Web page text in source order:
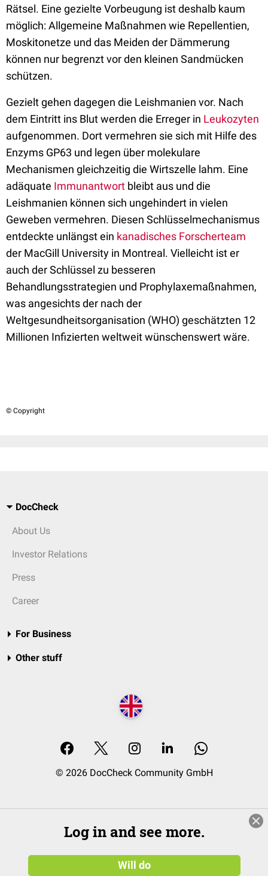
Rätsel. Eine gezielte Vorbeugung ist deshalb kaum
möglich: Allgemeine Maßnahmen wie Repellentien,
Moskitonetze und das Meiden der Dämmerung
können nur begrenzt vor den kleinen Sandmücken
schützen.
Gezielt gehen dagegen die Leishmanien vor. Nach
dem Eintritt ins Blut werden die Erreger in Leukozyten
aufgenommen. Dort vermehren sie sich mit Hilfe des
Enzyms GP63 und legen über molekulare
Mechanismen gleichzeitig die Wirtszelle lahm. Eine
adäquate Immunantwort bleibt aus und die
Leishmanien können sich ungehindert in vielen
Geweben vermehren. Diesen Schlüsselmechanismus
entdeckte unlängst ein kanadisches Forscherteam
der MacGill University in Montreal. Vielleicht ist er
auch der Schlüssel zu besseren
Behandlungsstrategien und Prophylaxemaßnahmen,
was angesichts der nach der
Weltgesundheitsorganisation (WHO) geschätzten 12
Millionen Infizierten weltweit wünschenswert wäre.
© Copyright
DocCheck
About Us
Investor Relations
Press
Career
For Business
Other stuff
© 2026 DocCheck Community GmbH
Log in and see more.
Will do